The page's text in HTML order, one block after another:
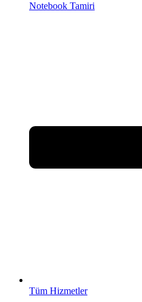
Notebook Tamiri
Tüm Hizmetler